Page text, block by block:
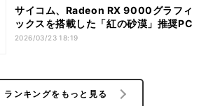
サイコム、Radeon RX 9000グラフィ
ックスを搭載した「紅の砂漠」推奨PC
2026/03/23 18:19
ランキングをもっと見る